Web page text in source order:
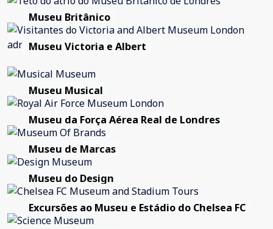
Museu Britânico
Museu Victoria e Albert
Museu Musical
Museu da Força Aérea Real de Londres
Museu de Marcas
Museu do Design
Excursões ao Museu e Estádio do Chelsea FC